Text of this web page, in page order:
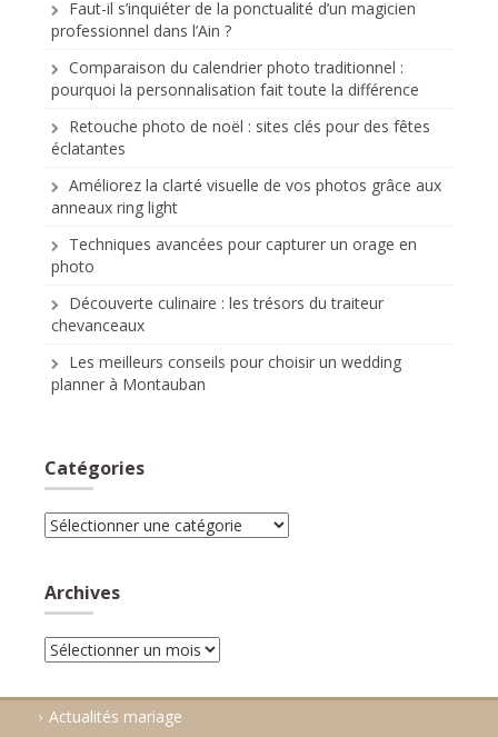
Faut-il s’inquiéter de la ponctualité d’un magicien
professionnel dans l’Ain ?
Comparaison du calendrier photo traditionnel :
pourquoi la personnalisation fait toute la différence
Retouche photo de noël : sites clés pour des fêtes
éclatantes
Améliorez la clarté visuelle de vos photos grâce aux
anneaux ring light
Techniques avancées pour capturer un orage en
photo
Découverte culinaire : les trésors du traiteur
chevanceaux
Les meilleurs conseils pour choisir un wedding
planner à Montauban
Catégories
Catégories
Archives
Archives
Actualités mariage